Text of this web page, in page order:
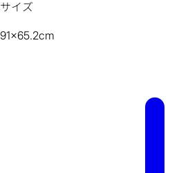
サイズ
91x65.2cm